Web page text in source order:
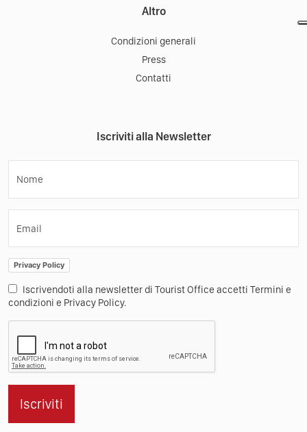
Altro
Condizioni generali
Press
Contatti
Iscriviti alla Newsletter
Nome
Email
Privacy Policy
Iscrivendoti alla newsletter di Tourist Office accetti Termini e
condizioni e Privacy Policy.
Iscriviti